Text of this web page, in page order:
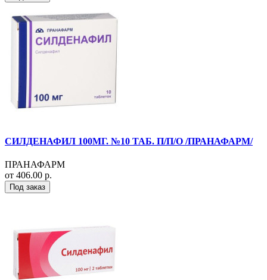
СИЛДЕНАФИЛ 100МГ. №10 ТАБ. П/П/О /ПРАНАФАРМ/
ПРАНАФАРМ
от 406.00 р.
Под заказ